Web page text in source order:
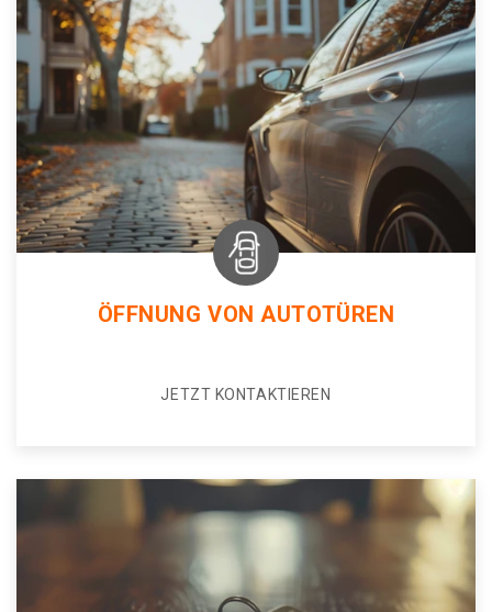
ÖFFNUNG VON AUTOTÜREN
JETZT KONTAKTIEREN